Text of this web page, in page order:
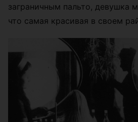
заграничным пальто, девушка
что самая красивая в своем